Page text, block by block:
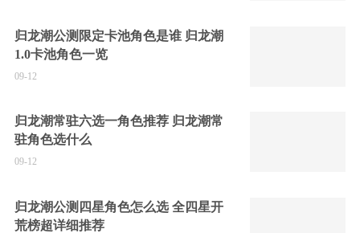
归龙潮公测限定卡池角色是谁 归龙潮
1.0卡池角色一览
09-12
归龙潮常驻六选一角色推荐 归龙潮常
驻角色选什么
09-12
归龙潮公测四星角色怎么选 全四星开
荒榜超详细推荐